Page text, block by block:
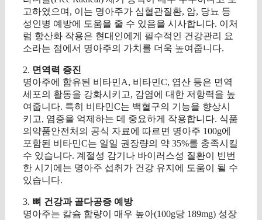
고하였으며, 이는 명아주가 심혈관질환, 암, 당뇨 등
성인병 예방에 도움을 줄 수 있음을 시사합니다. 이처
럼 항산화 작용은 현대인에게 필수적인 건강관리 요
소라는 점에서 명아주의 가치를 더욱 높여줍니다.
2. 면역력 증진
명아주에 함유된 비타민A, 비타민C, 엽산 등은 면역
세포의 활동을 강화시키고, 감염에 대한 저항력을 높
여줍니다. 특히 비타민C는 백혈구의 기능을 향상시
키고, 염증을 억제하는 데 중요하게 작용합니다. 식품
의약품안전처의 공식 자료에 따르면 명아주 100g에
포함된 비타민C는 일일 권장량의 약 35%를 충족시킬
수 있습니다. 계절성 감기나 바이러스성 질환이 빈번
한 시기에는 명아주 섭취가 건강 유지에 도움이 될 수
있습니다.
3. 뼈 건강과 골다공증 예방
명아주는 칼슘 함량이 매우 높아(100g당 189mg) 성장